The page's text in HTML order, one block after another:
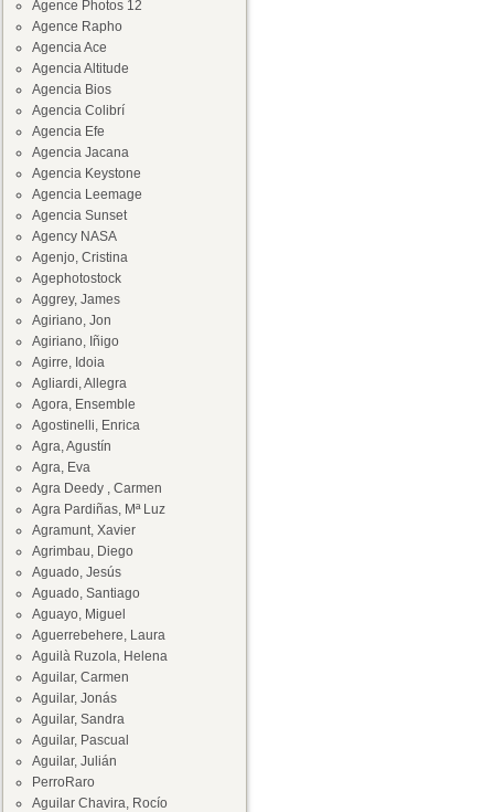
Agence Photos 12
Agence Rapho
Agencia Ace
Agencia Altitude
Agencia Bios
Agencia Colibrí
Agencia Efe
Agencia Jacana
Agencia Keystone
Agencia Leemage
Agencia Sunset
Agency NASA
Agenjo, Cristina
Agephotostock
Aggrey, James
Agiriano, Jon
Agiriano, Iñigo
Agirre, Idoia
Agliardi, Allegra
Agora, Ensemble
Agostinelli, Enrica
Agra, Agustín
Agra, Eva
Agra Deedy , Carmen
Agra Pardiñas, Mª Luz
Agramunt, Xavier
Agrimbau, Diego
Aguado, Jesús
Aguado, Santiago
Aguayo, Miguel
Aguerrebehere, Laura
Aguilà Ruzola, Helena
Aguilar, Carmen
Aguilar, Jonás
Aguilar, Sandra
Aguilar, Pascual
Aguilar, Julián
PerroRaro
Aguilar Chavira, Rocío